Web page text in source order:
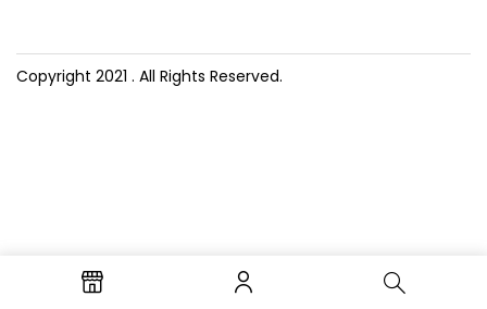
Copyright 2021 . All Rights Reserved.